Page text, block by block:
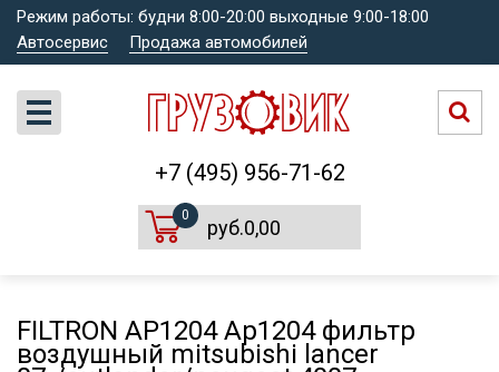
Режим работы: будни 8:00-20:00 выходные 9:00-18:00
Автосервис
Продажа автомобилей
+7 (495) 956-71-62
0
руб.0,00
FILTRON AP1204 Ap1204 фильтр
воздушный mitsubishi lancer